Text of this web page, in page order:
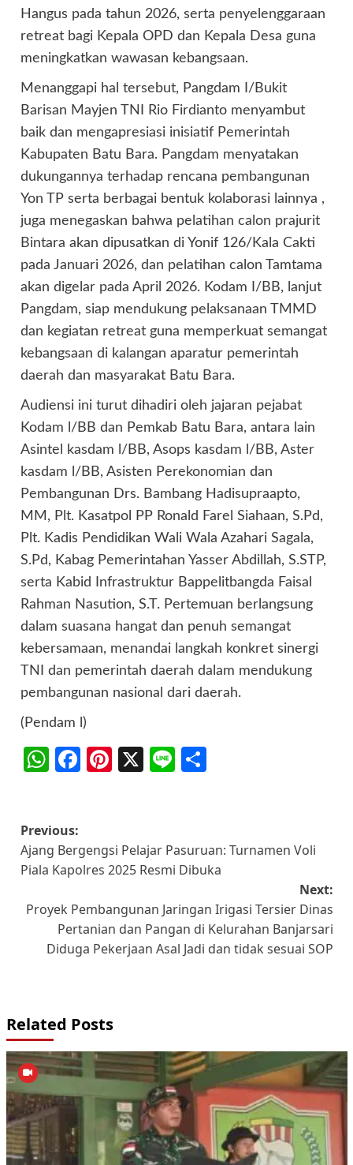
Hangus pada tahun 2026, serta penyelenggaraan
retreat bagi Kepala OPD dan Kepala Desa guna
meningkatkan wawasan kebangsaan.
Menanggapi hal tersebut, Pangdam I/Bukit
Barisan Mayjen TNI Rio Firdianto menyambut
baik dan mengapresiasi inisiatif Pemerintah
Kabupaten Batu Bara. Pangdam menyatakan
dukungannya terhadap rencana pembangunan
Yon TP serta berbagai bentuk kolaborasi lainnya ,
juga menegaskan bahwa pelatihan calon prajurit
Bintara akan dipusatkan di Yonif 126/Kala Cakti
pada Januari 2026, dan pelatihan calon Tamtama
akan digelar pada April 2026. Kodam I/BB, lanjut
Pangdam, siap mendukung pelaksanaan TMMD
dan kegiatan retreat guna memperkuat semangat
kebangsaan di kalangan aparatur pemerintah
daerah dan masyarakat Batu Bara.
Audiensi ini turut dihadiri oleh jajaran pejabat
Kodam l/BB dan Pemkab Batu Bara, antara lain
Asintel kasdam l/BB, Asops kasdam l/BB, Aster
kasdam l/BB, Asisten Perekonomian dan
Pembangunan Drs. Bambang Hadisupraapto,
MM, Plt. Kasatpol PP Ronald Farel Siahaan, S.Pd,
Plt. Kadis Pendidikan Wali Wala Azahari Sagala,
S.Pd, Kabag Pemerintahan Yasser Abdillah, S.STP,
serta Kabid Infrastruktur Bappelitbangda Faisal
Rahman Nasution, S.T. Pertemuan berlangsung
dalam suasana hangat dan penuh semangat
kebersamaan, menandai langkah konkret sinergi
TNI dan pemerintah daerah dalam mendukung
pembangunan nasional dari daerah.
(Pendam l)
WhatsApp
Facebook
Pinterest
X Line
Post
navigation
Previous:
Ajang Bergengsi Pelajar Pasuruan: Turnamen Voli
Piala Kapolres 2025 Resmi Dibuka
Next:
Proyek Pembangunan Jaringan Irigasi Tersier Dinas
Pertanian dan Pangan di Kelurahan Banjarsari
Diduga Pekerjaan Asal Jadi dan tidak sesuai SOP
Related Posts